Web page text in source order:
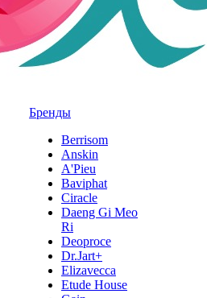
Бренды
Berrisom
Anskin
A'Pieu
Baviphat
Ciracle
Daeng Gi Meo
Ri
Deoproce
Dr.Jart+
Elizavecca
Etude House